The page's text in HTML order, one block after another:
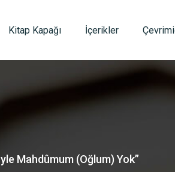
Kitap Kapağı İçerikler
Mahdûmum (Oğlum) Yok”